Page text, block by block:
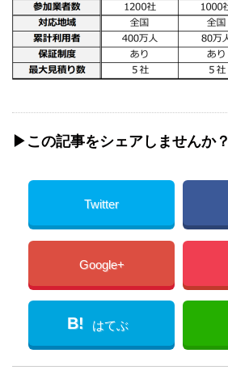
▶︎この記事をシェアしませんか？
Twitter
Google+
B! はてぶ